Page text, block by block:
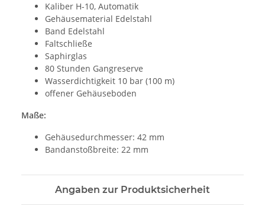
Kaliber H-10, Automatik
Gehäusematerial Edelstahl
Band Edelstahl
Faltschließe
Saphirglas
80 Stunden Gangreserve
Wasserdichtigkeit 10 bar (100 m)
offener Gehäuseboden
Maße:
Gehäusedurchmesser: 42 mm
Bandanstoßbreite: 22 mm
Angaben zur Produktsicherheit